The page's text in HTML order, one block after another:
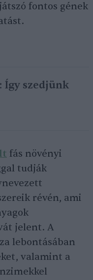
fontos gének
Így szedjünk
fás növényi
tudják
révén, ami
jelent. A
lebontásában
valamint a